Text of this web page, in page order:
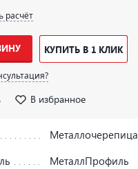
расчёт
КУПИТЬ В 1 КЛИК
В избранное
Металлочерепица
МеталлПрофиль